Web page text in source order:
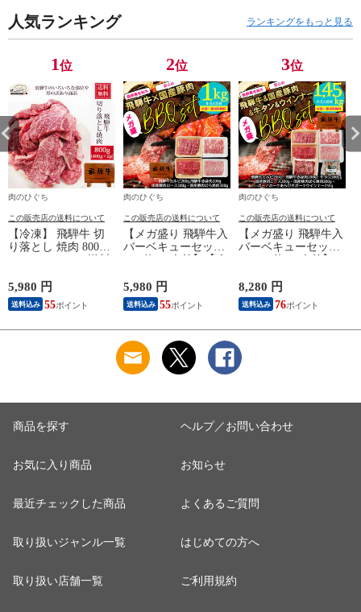
BBQ 詰め合わせ
人気ランキング ランキングをもっと見る
1位
肉のひぐち
この販売店の送料について
【冷凍】 飛騨牛 切
り落とし 焼肉 800g
(400g×2パック) 送料
訳アリ 訳あり わけ
あり 肉 おうち焼き
肉 黒毛和牛 お試し
5,980 円
送料込み 55
2位
肉のひぐち
この販売店の送料について
【メガ盛り 飛騨牛入
バーベキューセット
1kg 約4-5人前】【冷
肉 焼き肉セット 送
料無料 バーベキュー
BBQ 焼肉 焼き肉 和
5,980 円
送料込み 55
3位
肉のひぐち
この販売店の送料について
【メガ盛り 飛騨牛入
バーベキューセット
1.45kg 約4-5人前】
飛騨牛＆国産豚肉＆
牛タン ＆ウインナー
1.45㎏ バーベキュー
BBQ 詰め合わせ
8,280 円
送料込み 76
商品を探す
お気に入り商品
最近チェックした商品
取り扱いジャンル一覧
取り扱い店舗一覧
ヘルプ／お問い合わせ
お知らせ
よくあるご質問
はじめての方へ
ご利用規約